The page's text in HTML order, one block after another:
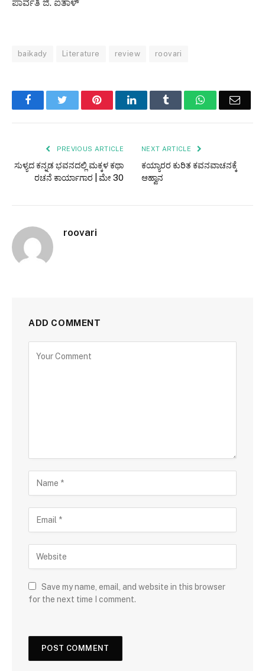
ಪಾರ್ವತಿ ಜಿ. ಐತಾಳ್
baikady Literature review roovari
FacebookTwitter PinterestLinkedInTumblr WhatsAppEmail
PREVIOUS ARTICLE
ಸುಳ್ಯದ ಕನ್ನಡ ಭವನದಲ್ಲಿ ಮಕ್ಕಳ ಕಥಾ
ರಚನೆ ಕಾರ್ಯಾಗಾರ | ಮೇ 30
NEXT ARTICLE
ಕಯ್ಯಾರರ ಕುರಿತ ಕವನವಾಚನಕ್ಕೆ
ಆಹ್ವಾನ
roovari
ADD COMMENT
Save my name, email, and website in this browser
for the next time I comment.